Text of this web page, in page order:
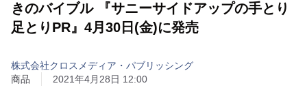
きのバイブル 『サニーサイドアップの手とり
足とりPR』4月30日(金)に発売
株式会社クロスメディア・パブリッシング
商品
2021年4月28日 12:00